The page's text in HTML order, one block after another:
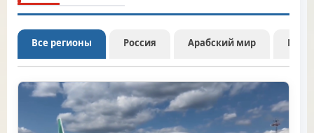
Все регионы Россия Арабский мир